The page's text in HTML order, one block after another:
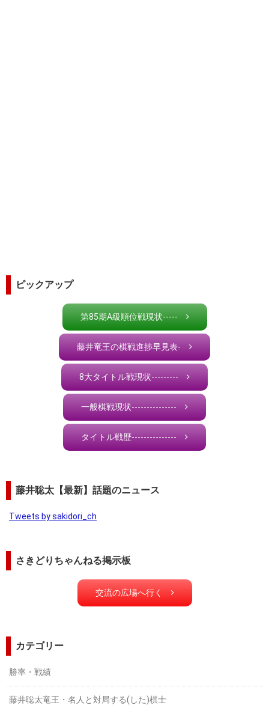
ピックアップ
第85期A級順位戦現状-----
藤井竜王の棋戦進捗早見表-
8大タイトル戦現状---------
一般棋戦現状---------------
タイトル戦歴---------------
藤井聡太【最新】話題のニュース
Tweets by sakidori_ch
さきどりちゃんねる掲示板
交流の広場へ行く
カテゴリー
勝率・戦績
藤井聡太竜王・名人と対局する(した)棋士